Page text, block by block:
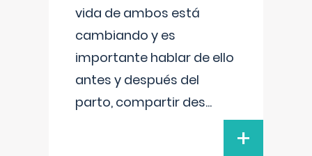
vida de ambos está
cambiando y es
importante hablar de ello
antes y después del
parto, compartir des...
+